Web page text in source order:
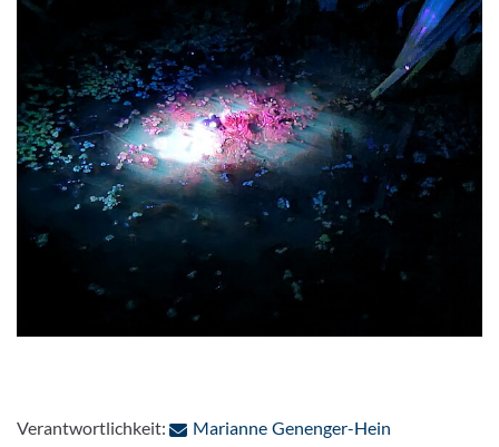
Verantwortlichkeit: Marianne Genenger-Hein: Per E-Mail